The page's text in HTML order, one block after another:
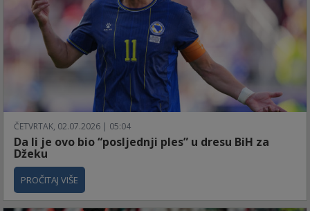
ČETVRTAK, 02.07.2026 | 05:04
Da li je ovo bio “posljednji ples” u dresu BiH za
Džeku
PROČITAJ VIŠE